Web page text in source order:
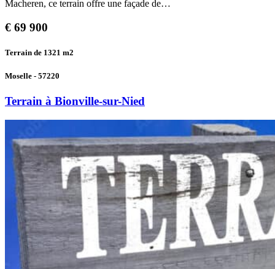
Macheren, ce terrain offre une façade de…
€ 69 900
Terrain de 1321 m2
Moselle - 57220
Terrain à Bionville-sur-Nied